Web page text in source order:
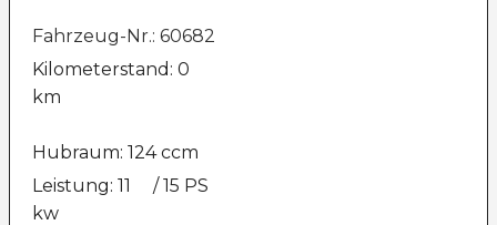
Fahrzeug-Nr.: 60682
Kilometerstand: 0
km
Hubraum: 124 ccm
Leistung: 11
kw
/ 15 PS